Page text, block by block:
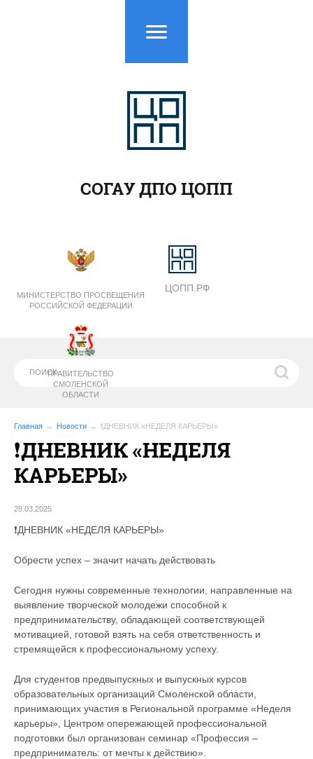
МИНИСТЕРСТВО ПРОСВЕЩЕНИЯ
РОССИЙСКОЙ ФЕДЕРАЦИИ
ПРАВИТЕЛЬСТВО
СМОЛЕНСКОЙ
ОБЛАСТИ
МИНИСТЕРСТВО
НАУКИ СМОЛЕНСКОЙ ОБЛАСТИ
ЦОПП.РФ
СОГАУ ДПО ЦОПП
Главная Новости ❗ДНЕВНИК «НЕДЕЛЯ КАРЬЕРЫ»
❗ДНЕВНИК «НЕДЕЛЯ
КАРЬЕРЫ»
28.03.2025
❗ДНЕВНИК «НЕДЕЛЯ КАРЬЕРЫ»
Обрести успех – значит начать действовать
Сегодня нужны современные технологии, направленные на
выявление творческой молодежи способной к
предпринимательству, обладающей соответствующей
мотивацией, готовой взять на себя ответственность и
стремящейся к профессиональному успеху.
‍‍‍Для студентов предвыпускных и выпускных курсов
образовательных организаций Смоленской области,
принимающих участия в Региональной программе «Неделя
карьеры», Центром опережающей профессиональной
подготовки был организован семинар «Профессия –
предприниматель: от мечты к действию».